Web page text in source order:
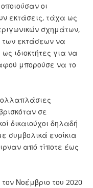
οι
εκτάσεις, τάχα ως
σχημάτων,
των εκτάσεων να
ιδιοκτήτες για να
μπορούσε να το
σε
δικαιούχοι δηλαδή
συμβολικά ενοίκια
από τίποτε έως
Νοέμβριο του 2020